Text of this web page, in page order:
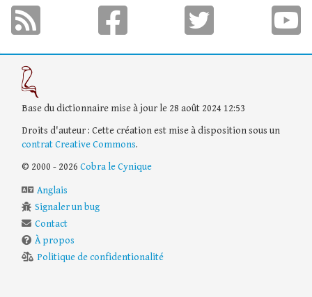
Base du dictionnaire mise à jour le 28 août 2024 12:53
Droits d'auteur : Cette création est mise à disposition sous un
contrat Creative Commons.
© 2000 - 2026 Cobra le Cynique
Anglais
Signaler un bug
Contact
À propos
Politique de confidentionalité